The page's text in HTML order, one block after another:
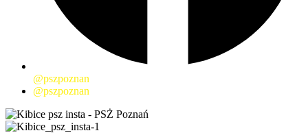
@pszpoznan
@pszpoznan